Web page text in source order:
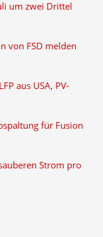
um zwei Drittel
von FSD melden
aus USA, PV-
für Fusion
Strom pro